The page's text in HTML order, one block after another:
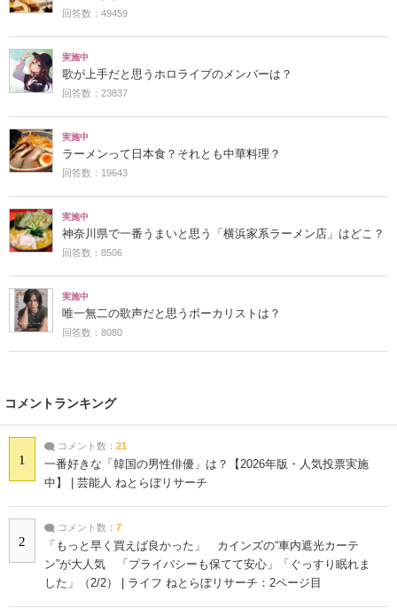
回答数：49459
実施中
歌が上手だと思うホロライブのメンバーは？
回答数：23837
実施中
ラーメンって日本食？それとも中華料理？
回答数：19643
実施中
神奈川県で一番うまいと思う「横浜家系ラーメン店」はどこ？
回答数：8506
実施中
唯一無二の歌声だと思うボーカリストは？
回答数：8080
コメントランキング
1
コメント数： 21
一番好きな「韓国の男性俳優」は？【2026年版・人気投票実施
中】 | 芸能人 ねとらぼリサーチ
2
コメント数： 7
「もっと早く買えば良かった」 カインズの“車内遮光カーテ
ン”が大人気 「プライバシーも保てて安心」「ぐっすり眠れま
した」（2/2） | ライフ ねとらぼリサーチ：2ページ目